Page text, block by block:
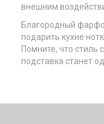
внешним
Благородный
подарить кухне
Помните, что стиль
подставка станет